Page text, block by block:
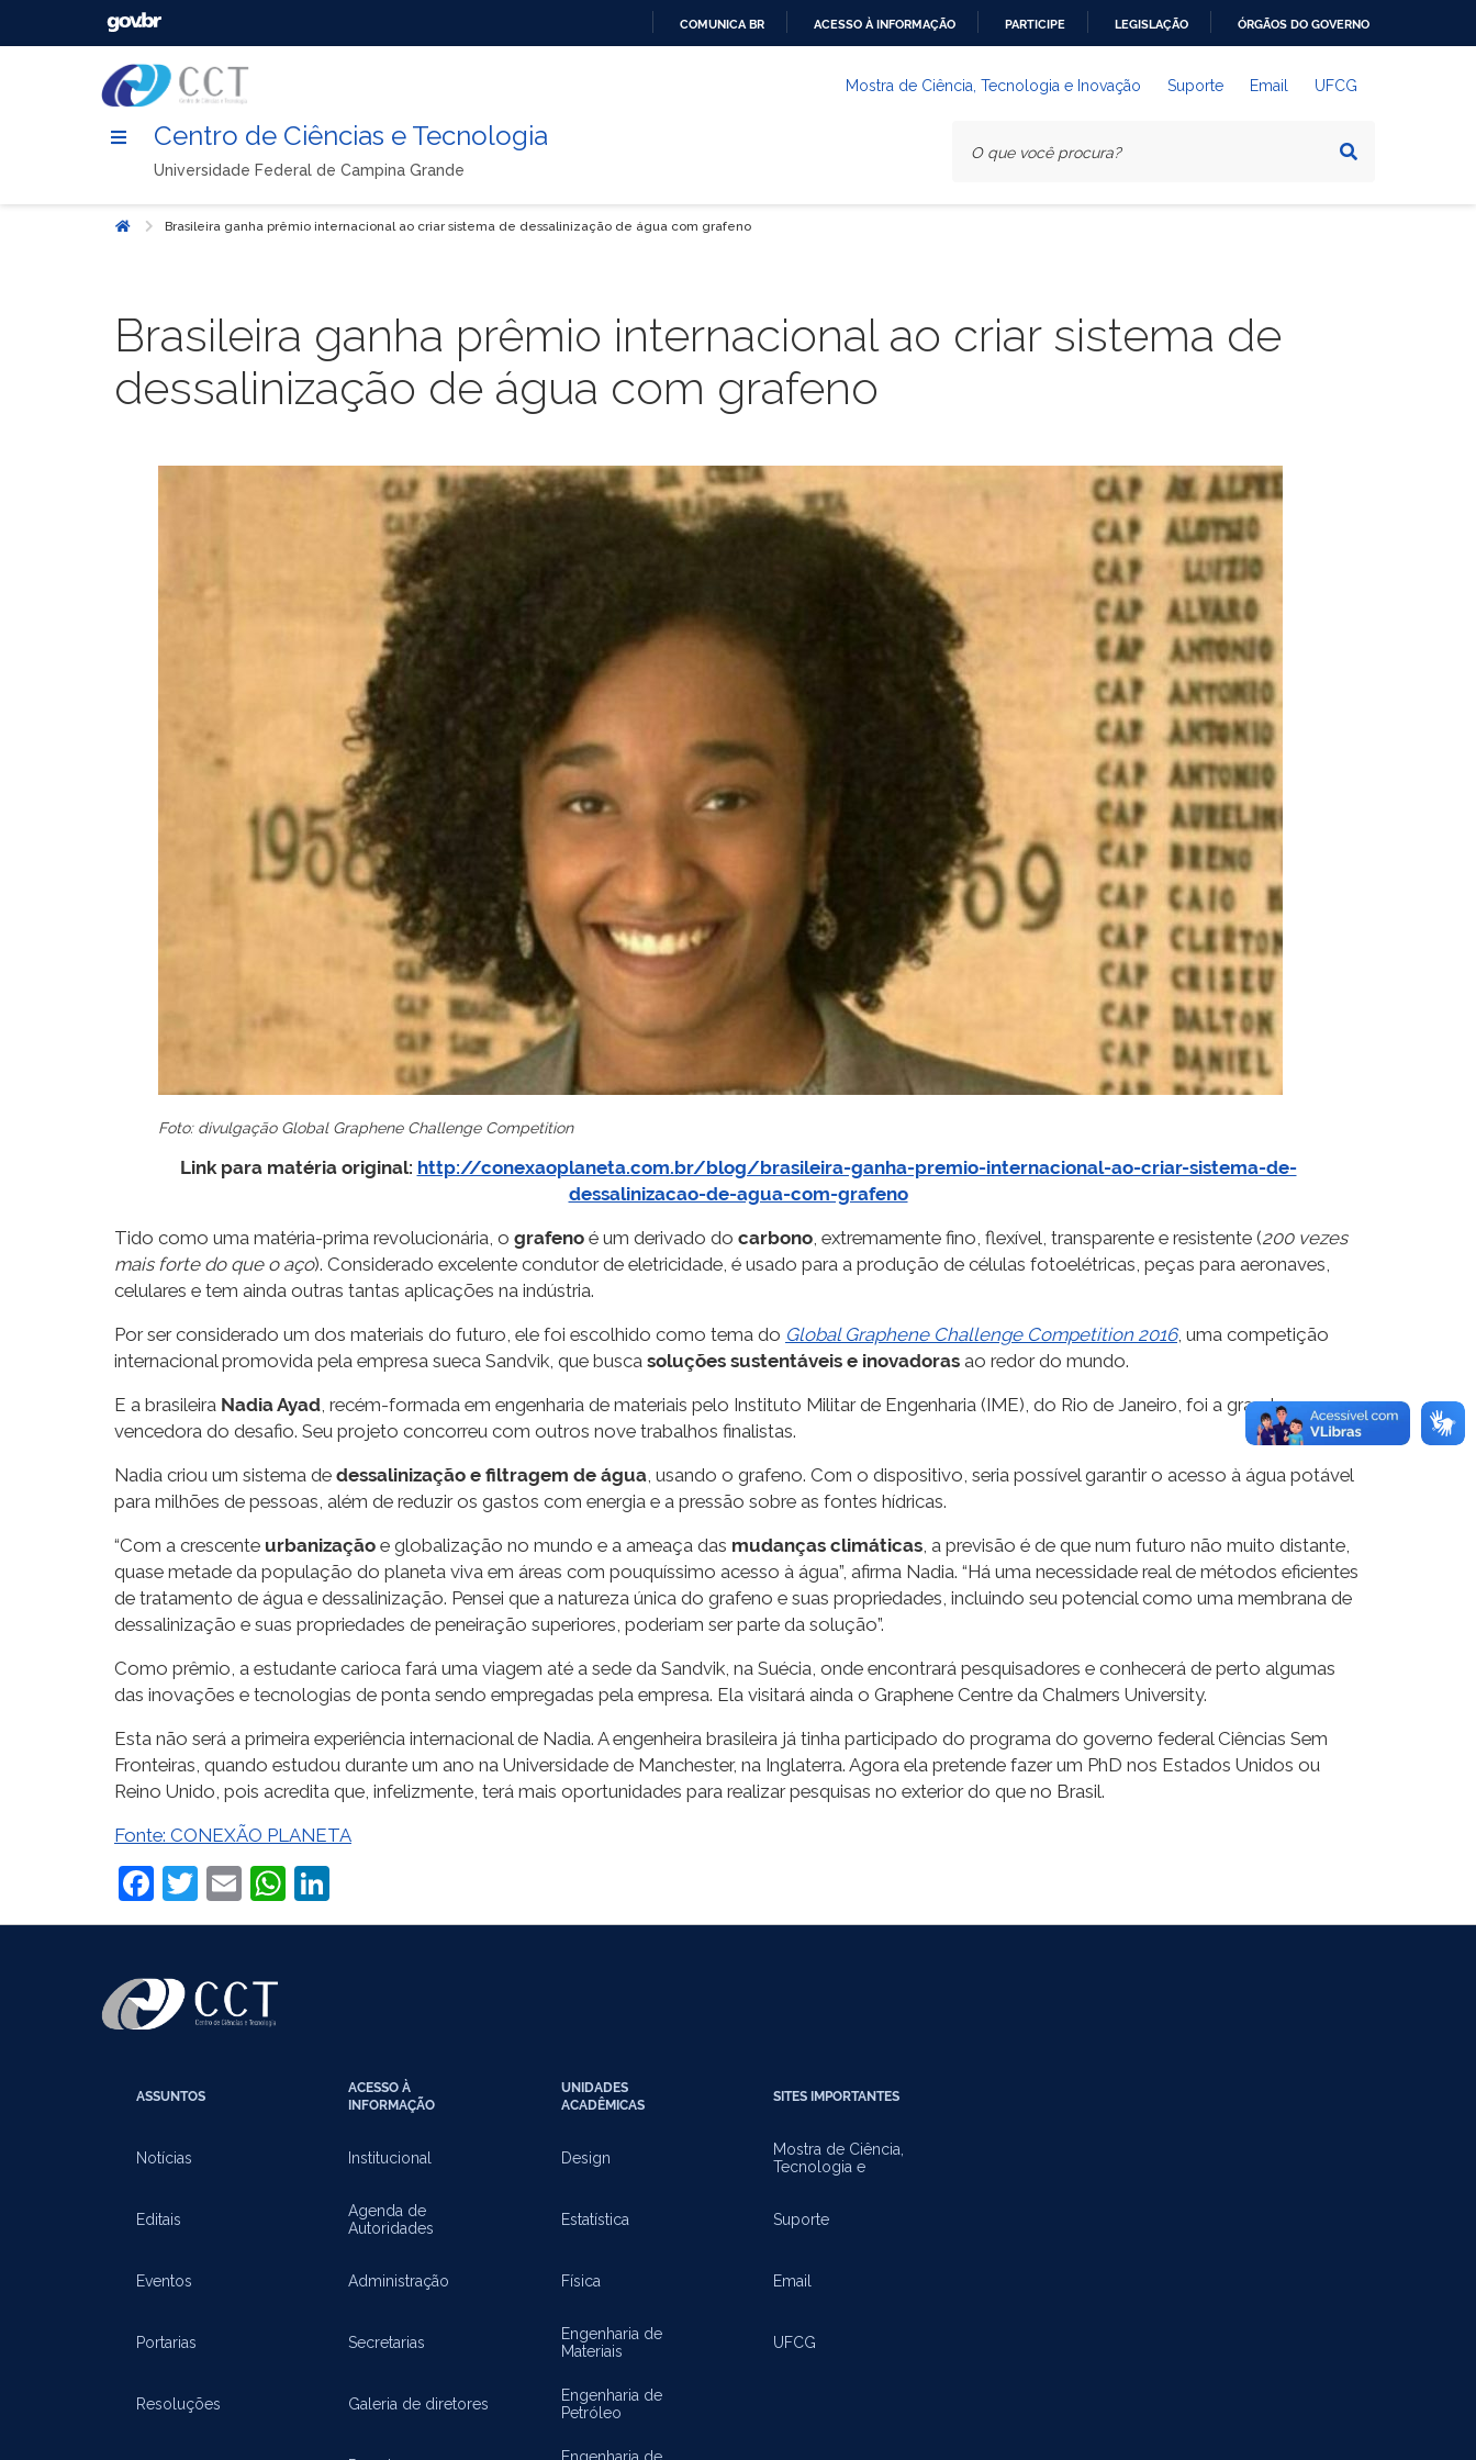
COMUNICA BR ACESSO À INFORMAÇÃO PARTICIPE LEGISLAÇÃO ÓRGÃOS DO GOVERNO
Mostra de Ciência, Tecnologia e Inovação Suporte Email UFCG
Centro de Ciências e Tecnologia
Universidade Federal de Campina Grande
Início Brasileira ganha prêmio internacional ao criar sistema de dessalinização de água com grafeno
Brasileira ganha prêmio internacional ao criar sistema de
dessalinização de água com grafeno
Foto: divulgação Global Graphene Challenge Competition
Link para matéria original: http://conexaoplaneta.com.br/blog/brasileira-ganha-premio-internacional-ao-criar-sistema-de-
dessalinizacao-de-agua-com-grafeno
Tido como uma matéria-prima revolucionária, o grafeno é um derivado do carbono , extremamente fino, flexível, transparente e resistente (200 vezes
mais forte do que o aço). Considerado excelente condutor de eletricidade, é usado para a produção de células fotoelétricas, peças para aeronaves,
celulares e tem ainda outras tantas aplicações na indústria.
Por ser considerado um dos materiais do futuro, ele foi escolhido como tema do Global Graphene Challenge Competition 2016, uma competição
internacional promovida pela empresa sueca Sandvik, que busca soluções sustentáveis e inovadoras ao redor do mundo.
E a brasileira Nadia Ayad , recém-formada em engenharia de materiais pelo Instituto Militar de Engenharia (IME), do Rio de Janeiro, foi a grande
vencedora do desafio. Seu projeto concorreu com outros nove trabalhos finalistas.
Nadia criou um sistema de dessalinização e filtragem de água , usando o grafeno. Com o dispositivo, seria possível garantir o acesso à água potável
para milhões de pessoas, além de reduzir os gastos com energia e a pressão sobre as fontes hídricas.
“Com a crescente urbanização e globalização no mundo e a ameaça das mudanças climáticas , a previsão é de que num futuro não muito distante,
quase metade da população do planeta viva em áreas com pouquíssimo acesso à água”, afirma Nadia. “Há uma necessidade real de métodos eficientes
de tratamento de água e dessalinização. Pensei que a natureza única do grafeno e suas propriedades, incluindo seu potencial como uma membrana de
dessalinização e suas propriedades de peneiração superiores, poderiam ser parte da solução”.
Como prêmio, a estudante carioca fará uma viagem até a sede da Sandvik, na Suécia, onde encontrará pesquisadores e conhecerá de perto algumas
das inovações e tecnologias de ponta sendo empregadas pela empresa. Ela visitará ainda o Graphene Centre da Chalmers University.
Esta não será a primeira experiência internacional de Nadia. A engenheira brasileira já tinha participado do programa do governo federal Ciências Sem
Fronteiras, quando estudou durante um ano na Universidade de Manchester, na Inglaterra. Agora ela pretende fazer um PhD nos Estados Unidos ou
Reino Unido, pois acredita que, infelizmente, terá mais oportunidades para realizar pesquisas no exterior do que no Brasil.
Fonte: CONEXÃO PLANETA
Facebook
Twitter
EmailWhatsApp
ASSUNTOS
Notícias
Editais
Eventos
Portarias
Resoluções
ACESSO À
INFORMAÇÃO
Institucional
Agenda de
Autoridades
Administração
Secretarias
Galeria de diretores
UNIDADES
ACADÊMICAS
Design
Estatística
Física
Engenharia de
Materiais
Engenharia de
Petróleo
Engenharia de
SITES IMPORTANTES
Mostra de Ciência,
Tecnologia e
Suporte
Email
UFCG